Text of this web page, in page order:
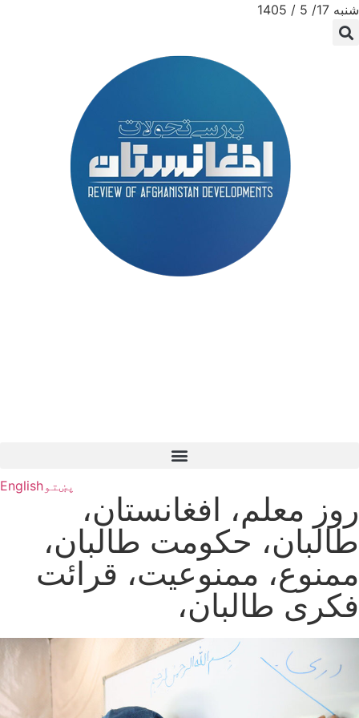
شنبه 17/ 5 / 1405
پښتوEnglish
روز معلم، افغانستان،
طالبان، حکومت طالبان،
ممنوع، ممنوعیت، قرائت
فکری طالبان،